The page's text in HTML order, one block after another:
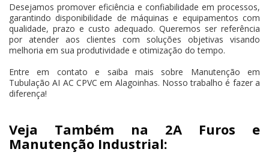
Desejamos promover eficiência e confiabilidade em processos,
garantindo disponibilidade de máquinas e equipamentos com
qualidade, prazo e custo adequado. Queremos ser referência
por atender aos clientes com soluções objetivas visando
melhoria em sua produtividade e otimização do tempo.
Entre em contato e saiba mais sobre Manutenção em
Tubulação AI AC CPVC em Alagoinhas. Nosso trabalho é fazer a
diferença!
Veja Também na 2A Furos e
Manutenção Industrial: